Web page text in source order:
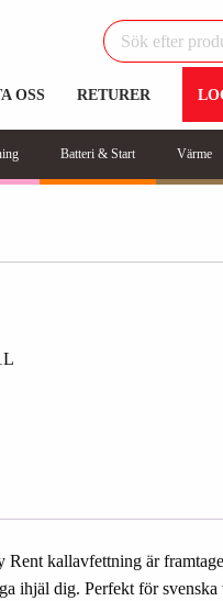
OSS RETURER
Batteri & Start Värme
kallavfettning är
ihjäl dig. Perfekt för